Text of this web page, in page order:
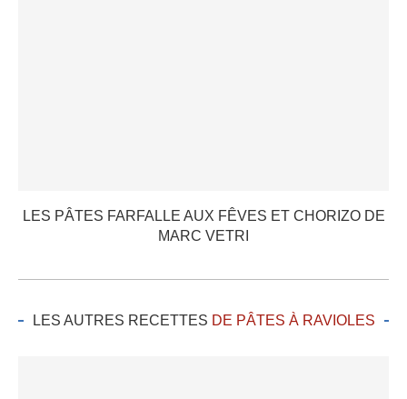
LES PÂTES FARFALLE AUX FÊVES ET CHORIZO DE
MARC VETRI
LES AUTRES RECETTES DE PÂTES À RAVIOLES